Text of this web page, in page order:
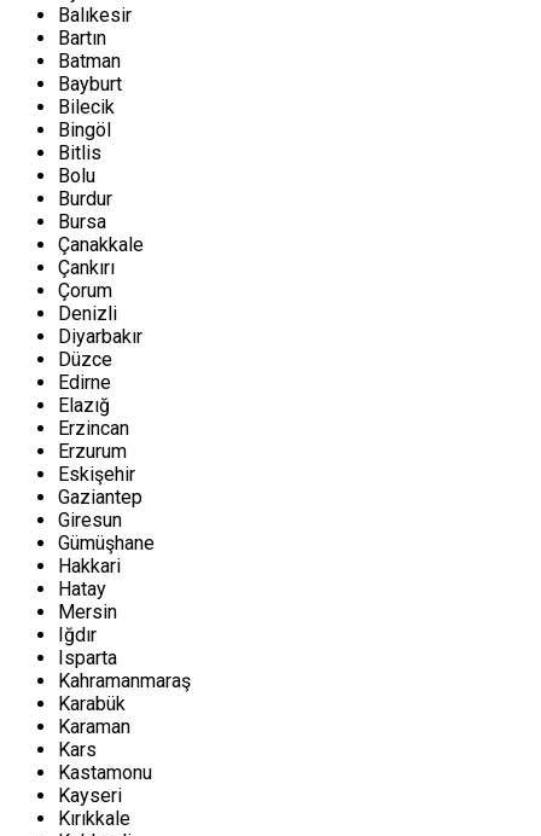
Balıkesir
Bartın
Batman
Bayburt
Bilecik
Bingöl
Bitlis
Bolu
Burdur
Bursa
Çanakkale
Çankırı
Çorum
Denizli
Diyarbakır
Düzce
Edirne
Elazığ
Erzincan
Erzurum
Eskişehir
Gaziantep
Giresun
Gümüşhane
Hakkari
Hatay
Mersin
Iğdır
Isparta
Kahramanmaraş
Karabük
Karaman
Kars
Kastamonu
Kayseri
Kırıkkale